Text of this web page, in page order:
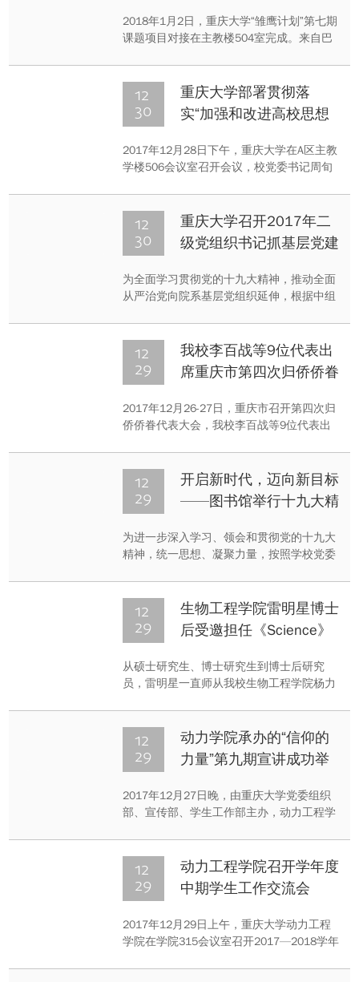
2018年1月2日，重庆大学“雏鹰计划”第七期
课题项目对接在主教楼504室完成。来自巴
百余名雏鹰学员来到重庆大学校园，与37位
指导教师进行了项目对接。
12
30
重庆大学部署贯彻落
实“加强和改进高校思想
作
2017年12月28日下午，重庆大学在A区主教
学楼506会议室召开会议，校党委书记周旬
神，并就学习贯彻落实会议要求，以及如何
做好学校下一步的思想政治工作作了具体部
署。会议由校党委副书记、纪委书记陶举虎
12
30
重庆大学召开2017年二
级党组织书记抓基层党建
为全面学习贯彻党的十九大精神，推动全面
从严治党向院系基层党组织延伸，根据中组
评”的方式，在主教504会议室听取了全校42
个二级党组织书记和党工委书记现场述职。
会议由校党委书记周旬主持。
12
29
我校李百战等9位代表出
席重庆市第四次归侨侨眷
2017年12月26-27日，重庆市召开第四次归
侨侨眷代表大会，我校李百战等9位代表出
12
29
开启新时代，迈向新目标
——图书馆举行十九大精
为进一步深入学习、领会和贯彻党的十九大
精神，统一思想、凝聚力量，按照学校党委
会。主讲老师为我校十九大精神宣讲团成
员、马克思主义学院教师王超博士。
12
29
生物工程学院雷明星博士
后受邀担任《Science》
从硕士研究生、博士研究生到博士后研究
员，雷明星一直师从我校生物工程学院杨力
与国际著名再生医学专家、美国南加州大学
医学院钟正明院士团队开展了长期卓有成效
的合作。在杨力教授和钟正明院士等的共同
12
29
动力学院承办的“信仰的
力量”第九期宣讲成功举
2017年12月27日晚，由重庆大学党委组织
部、宣传部、学生工作部主办，动力工程学
溪校区DZ125举行。来自动力工程学院的领
导、老师和在读优秀学生代表、校友代表向
与会的师生分享了他们对十九大、梦想、责
12
29
动力工程学院召开学年度
中期学生工作交流会
2017年12月29日上午，重庆大学动力工程
学院在学院315会议室召开2017—2018学年